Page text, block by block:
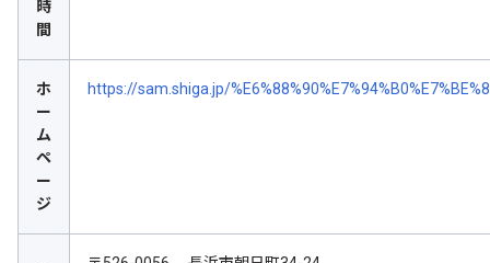
時
間
ホ
ー
ム
ペ
ー
ジ
https://sam.shiga.jp/